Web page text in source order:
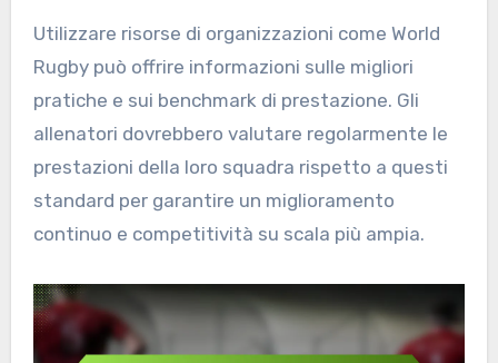
Utilizzare risorse di organizzazioni come World
Rugby può offrire informazioni sulle migliori
pratiche e sui benchmark di prestazione. Gli
allenatori dovrebbero valutare regolarmente le
prestazioni della loro squadra rispetto a questi
standard per garantire un miglioramento
continuo e competitività su scala più ampia.